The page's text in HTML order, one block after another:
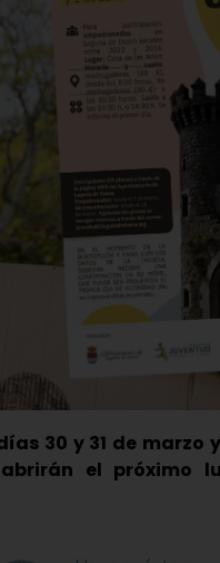
30 y 31 de marzo
el próximo